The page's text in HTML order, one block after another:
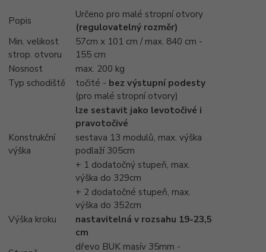
Popis
Určeno pro malé stropní otvory
(regulovatelný rozměr)
Min. velikost
strop. otvoru
57cm x 101 cm / max. 840 cm -
155 cm
Nosnost
max. 200 kg
Typ schodiště
točité - bez výstupní podesty
(pro malé stropní otvory)
lze sestavit jako levotočivé i
pravotočivé
Konstrukční
výška
sestava 13 modulů, max. výška
podlaží 305cm
+ 1 dodatočný stupeň, max.
výška do 329cm
+ 2 dodatočné stupeň, max.
výška do 352cm
Výška kroku
nastavitelná v rozsahu 19-23,5
cm
dřevo BUK masív 35mm -